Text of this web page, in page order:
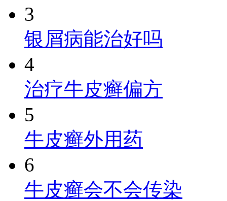
3
银屑病能治好吗
4
治疗牛皮癣偏方
5
牛皮癣外用药
6
牛皮癣会不会传染